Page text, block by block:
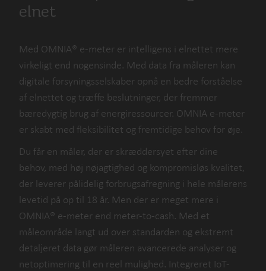
forbrugerinddragelse
Mulighed for at konfigurere to belastningsprofiler
ned til 1 minut
Iht. IEC/EN 62052-31
lasse UC3, bi-stabil kontakt
IP54
elnet
Med OMNIA® e-meter er intelligens i elnettet mere
virkeligt end nogensinde. Med data fra måleren kan
digitale forsyningsselskaber opnå en bedre forståelse
af elnettet og træffe beslutninger, der fremmer
bæredygtig brug af energiressourcer. OMNIA e-meter
er skabt med fleksibilitet og fremtidige behov for øje.
Du får en måler, der er skræddersyet efter dine
behov, med høj nøjagtighed og kompromisløs kvalitet,
der leverer pålidelig forbrugsafregning i hele målerens
levetid på op til 18 år. Men der er meget mere i
OMNIA® e-meter end meter-to-cash. Med et
måleområde langt ud over standarden og ekstremt
detaljeret data gør måleren avancerede analyser og
netoptimering til en reel mulighed. Integreret IoT-